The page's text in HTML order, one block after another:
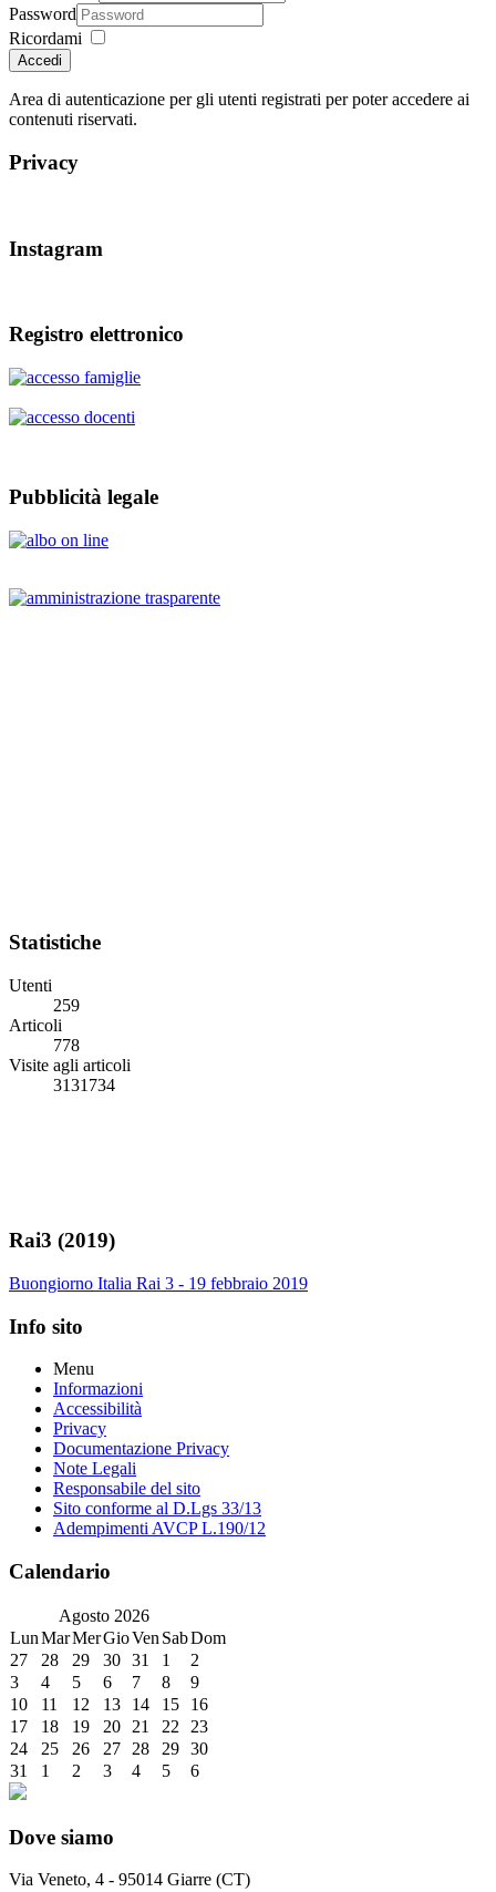
Password
Ricordami
Accedi
Area di autenticazione per gli utenti registrati per poter accedere ai
contenuti riservati.
Privacy
Instagram
Registro elettronico
Pubblicità legale
Statistiche
Utenti
259
Articoli
778
Visite agli articoli
3131734
Rai3 (2019)
Buongiorno Italia Rai 3 - 19 febbraio 2019
Info sito
Menu
Informazioni
Accessibilità
Privacy
Documentazione Privacy
Note Legali
Responsabile del sito
Sito conforme al D.Lgs 33/13
Adempimenti AVCP L.190/12
Calendario
Agosto 2026
LunMarMerGioVen SabDom
27
28 29 30 31 1
2
3
4 5 6 7 8
9
10
11 12 13 14 15
16
17
18 19 20 21 22
23
24
25 26 27 28 29 30
31
1 2 3 4 5 6
Dove siamo
Via Veneto, 4 - 95014 Giarre (CT)